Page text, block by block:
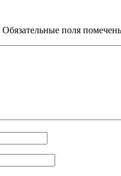
Обязательные поля